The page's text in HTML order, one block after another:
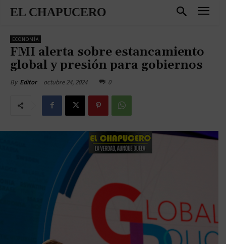
EL CHAPUCERO
ECONOMÍA
FMI alerta sobre estancamiento
global y presión para gobiernos
By Editor octubre 24, 2024 0